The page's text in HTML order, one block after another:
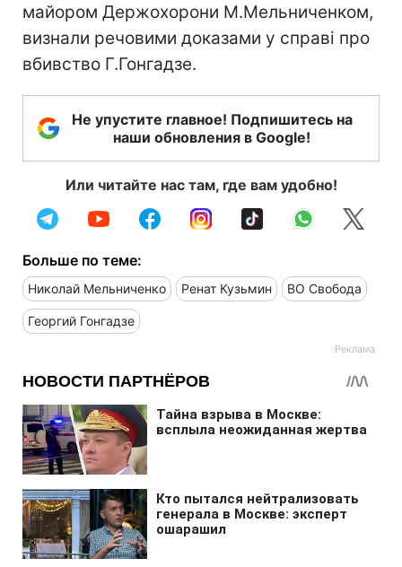
майором Держохорони М.Мельниченком,
визнали речовими доказами у справі про
вбивство Г.Гонгадзе.
Не упустите главное! Подпишитесь на
наши обновления в Google!
Или читайте нас там, где вам удобно!
Больше по теме:
Николай Мельниченко Ренат Кузьмин ВО Свобода
Георгий Гонгадзе